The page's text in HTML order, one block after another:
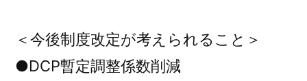
＜今後制度改定が考えられること＞
●DCP暫定調整係数削減